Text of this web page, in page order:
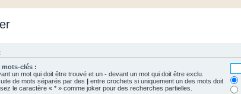
mots-clés :
un mot qui doit être trouvé et un - devant un mot qui doit être exclu.
de mots séparés par des | entre crochets si uniquement un des mots doit
le caractère « * » comme joker pour des recherches partielles.